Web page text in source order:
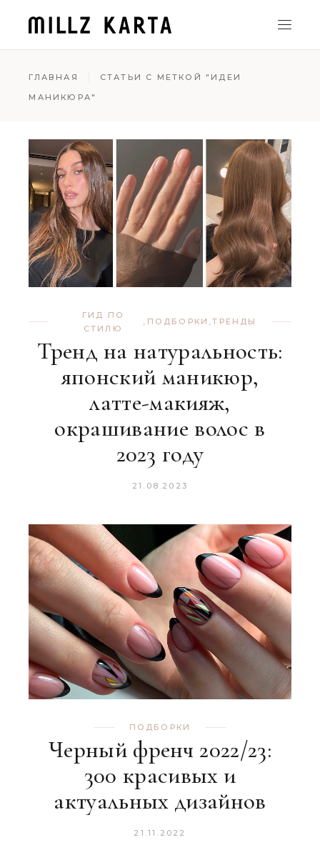
ГЛАВНАЯ
СТАТЬИ С МЕТКОЙ "ИДЕИ
МАНИКЮРА"
ГИД ПО
СТИЛЮ
, ПОДБОРКИ ,ТРЕНДЫ
Тренд на натуральность:
японский маникюр,
латте-макияж,
окрашивание волос в
2023 году
21.08.2023
ПОДБОРКИ
Черный френч 2022/23:
300 красивых и
актуальных дизайнов
21.11.2022